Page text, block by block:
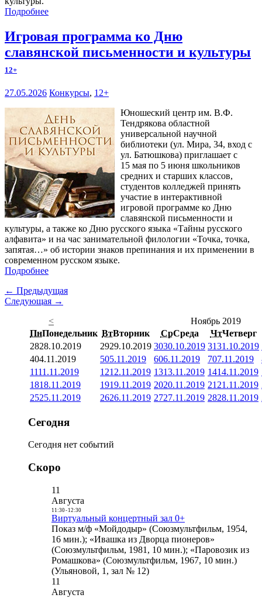
Подробнее
Игровая программа ко Дню
славянской письменности и культуры
12+
27.05.2026 Конкурсы, 12+
Юношеский центр им. В.Ф.
Тендрякова областной
универсальной научной
библиотеки (ул. Мира, 34, вход с
ул. Батюшкова) приглашает с
15 мая по 5 июня школьников
средних и старших классов,
студентов колледжей принять
участие в интерактивной
игровой программе ко Дню
славянской письменности и
культуры, а также ко Дню русского языка «Тайны русского
алфавита» и на час занимательной филологии «Точка, точка,
запятая…» об истории знаков препинания и их применении в
современном русском языке.
Подробнее
← Предыдущая
Следующая →
<
Ноябрь 2019
ПнПонедельник ВтВторник СрСреда ЧтЧетверг
2828.10.2019 2929.10.2019 3030.10.2019 3131.10.2019
404.11.2019 505.11.2019 606.11.2019 707.11.2019
1111.11.2019 1212.11.2019 1313.11.2019 1414.11.2019
1818.11.2019 1919.11.2019 2020.11.2019 21 21.11.2019
2525.11.2019 2626.11.2019 2727.11.2019 2828.11.2019
Сегодня
Сегодня нет событий
Скоро
11
Августа
11:30- 12:30
Виртуальный концертный зал 0+
Показ м/ф «Мойдодыр» (Союзмультфильм, 1954,
16 мин.); «Ивашка из Дворца пионеров»
(Союзмультфильм, 1981, 10 мин.); «Паровозик из
Ромашкова» (Союзмультфильм, 1967, 10 мин.)
(Ульяновой, 1, зал № 12)
11
Августа